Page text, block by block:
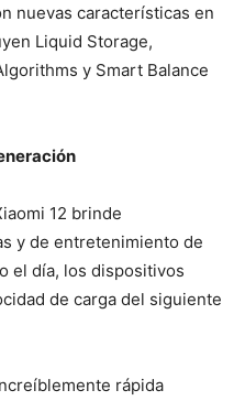
nuevas características en
Liquid Storage,
y Smart Balance
12 brinde
y de entretenimiento de
el día, los dispositivos
de carga del siguiente
rápida